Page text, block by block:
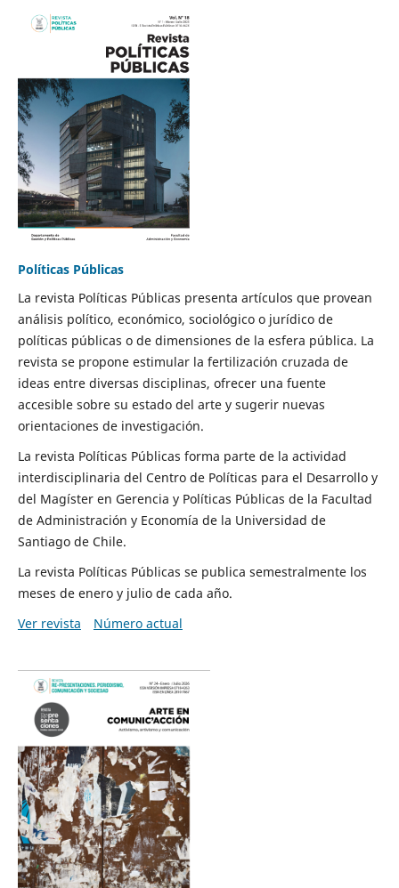
Políticas Públicas
La revista Políticas Públicas presenta artículos que provean
análisis político, económico, sociológico o jurídico de
políticas públicas o de dimensiones de la esfera pública. La
revista se propone estimular la fertilización cruzada de
ideas entre diversas disciplinas, ofrecer una fuente
accesible sobre su estado del arte y sugerir nuevas
orientaciones de investigación.
La revista Políticas Públicas forma parte de la actividad
interdisciplinaria del Centro de Políticas para el Desarrollo y
del Magíster en Gerencia y Políticas Públicas de la Facultad
de Administración y Economía de la Universidad de
Santiago de Chile.
La revista Políticas Públicas se publica semestralmente los
meses de enero y julio de cada año.
Ver revista
Número actual